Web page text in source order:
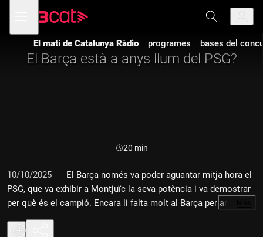
navegació
principal
menú
de
El matí de Catalunya Ràdio programes bases del
El Barça està a anys llum del PSG?
Durada:
20 min
10/10/2025
El Barça només va poder aguantar mitja hora el
PSG, que va exhibir a Montjuïc la seva potència i va demostrar
per què és el campió. Encara li falta molt al Barça per arribar a
aquest nivell? En parlem a "L'àgora esportiva" amb Carme
Lluveras, Joel Díaz, Ramon Besa i Laia Tudel.
…